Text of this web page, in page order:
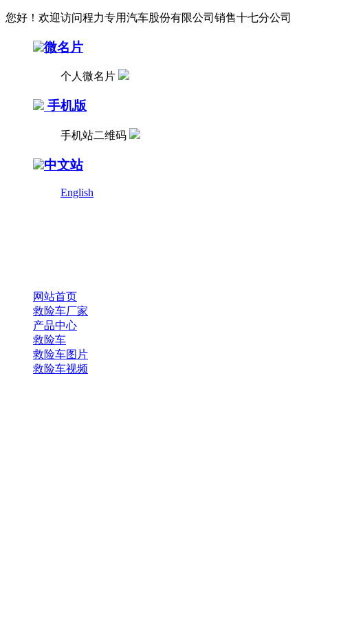
您好！欢迎访问程力专用汽车股份有限公司销售十七分公司
微名片
个人微名片
手机版
手机站二维码
中文站
English
网站首页
救险车厂家
产品中心
救险车
救险车图片
救险车视频